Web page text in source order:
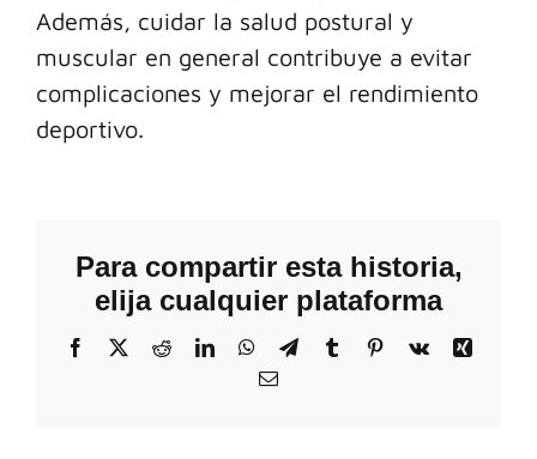
Además, cuidar la salud postural y
muscular en general contribuye a evitar
complicaciones y mejorar el rendimiento
deportivo.
Para compartir esta historia,
elija cualquier plataforma
Facebook
X RedditLinkedInWhatsApp
TelegramTumblrPinterest
Vk
Xing
Correo